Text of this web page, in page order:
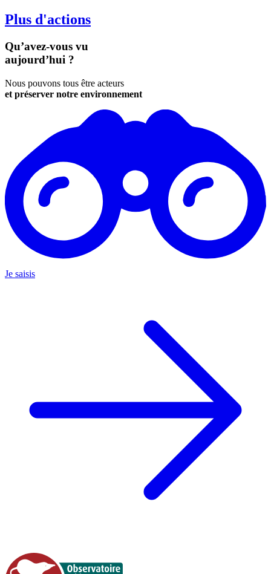
Plus d'actions
Qu’avez-vous vu
aujourd’hui ?
Nous pouvons tous être acteurs
et préserver notre environnement
Je saisis